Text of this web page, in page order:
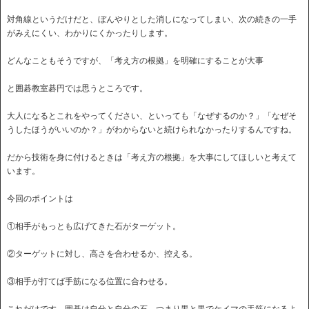
対角線というだけだと、ぼんやりとした消しになってしまい、次の続きの一手
がみえにくい、わかりにくかったりします。
どんなこともそうですが、「考え方の根拠」を明確にすることが大事
と囲碁教室碁円では思うところです。
大人になるとこれをやってください、といっても「なぜするのか？」「なぜそ
うしたほうがいいのか？」がわからないと続けられなかったりするんですね。
だから技術を身に付けるときは「考え方の根拠」を大事にしてほしいと考えて
います。
今回のポイントは
①相手がもっとも広げてきた石がターゲット。
②ターゲットに対し、高さを合わせるか、控える。
③相手が打てば手筋になる位置に合わせる。